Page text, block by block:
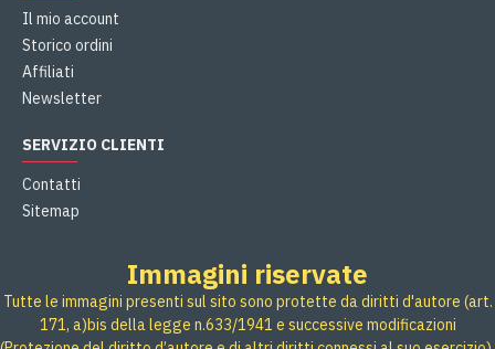
Il mio account
Storico ordini
Affiliati
Newsletter
SERVIZIO CLIENTI
Contatti
Sitemap
Immagini riservate
Tutte le immagini presenti sul sito sono protette da diritti d'autore (art.
171, a)bis della legge n.633/1941 e successive modificazioni